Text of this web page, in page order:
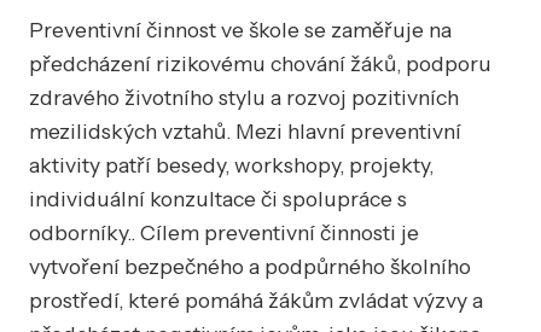
Preventivní činnost ve škole se zaměřuje na
předcházení rizikovému chování žáků, podporu
zdravého životního stylu a rozvoj pozitivních
mezilidských vztahů. Mezi hlavní preventivní
aktivity patří besedy, workshopy, projekty,
individuální konzultace či spolupráce s
odborníky.. Cílem preventivní činnosti je
vytvoření bezpečného a podpůrného školního
prostředí, které pomáhá žákům zvládat výzvy a